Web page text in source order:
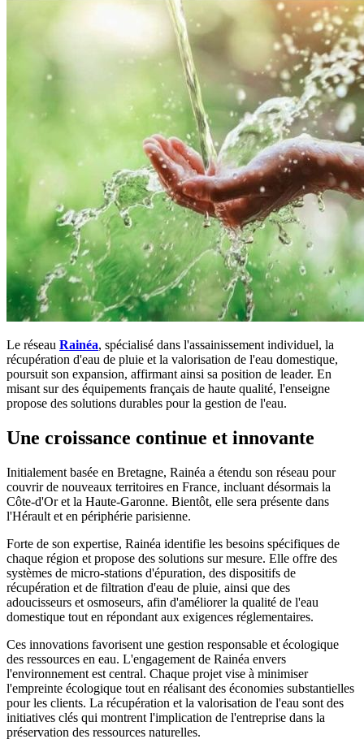
Le réseau Rainéa, spécialisé dans l'assainissement individuel, la
récupération d'eau de pluie et la valorisation de l'eau domestique,
poursuit son expansion, affirmant ainsi sa position de leader. En
misant sur des équipements français de haute qualité, l'enseigne
propose des solutions durables pour la gestion de l'eau.
Une croissance continue et innovante
Initialement basée en Bretagne, Rainéa a étendu son réseau pour
couvrir de nouveaux territoires en France, incluant désormais la
Côte-d'Or et la Haute-Garonne. Bientôt, elle sera présente dans
l'Hérault et en périphérie parisienne.
Forte de son expertise, Rainéa identifie les besoins spécifiques de
chaque région et propose des solutions sur mesure. Elle offre des
systèmes de micro-stations d'épuration, des dispositifs de
récupération et de filtration d'eau de pluie, ainsi que des
adoucisseurs et osmoseurs, afin d'améliorer la qualité de l'eau
domestique tout en répondant aux exigences réglementaires.
Ces innovations favorisent une gestion responsable et écologique
des ressources en eau. L'engagement de Rainéa envers
l'environnement est central. Chaque projet vise à minimiser
l'empreinte écologique tout en réalisant des économies substantielles
pour les clients. La récupération et la valorisation de l'eau sont des
initiatives clés qui montrent l'implication de l'entreprise dans la
préservation des ressources naturelles.